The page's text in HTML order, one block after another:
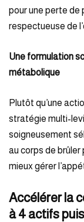
pour une perte
respectueuse de
Une formulation
métabolique
Plutôt qu’une
stratégie multi-
soigneusement
au corps de
mieux gérer
Accélérer la
à 4 actifs